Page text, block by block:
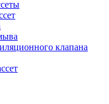
клапана